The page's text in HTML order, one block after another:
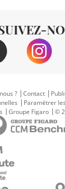
?
Contact
Paramétrer
Groupe Figaro ©